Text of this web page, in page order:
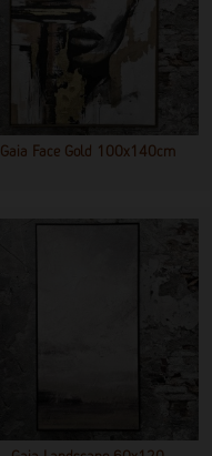
Gaia Face Gold 100x140cm